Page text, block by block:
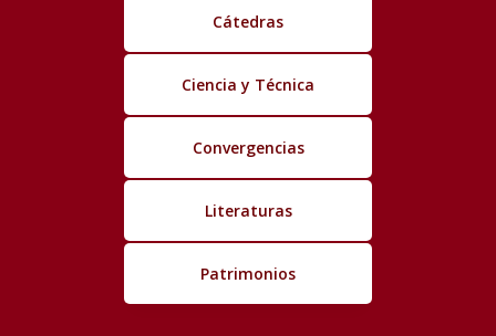
Cátedras
Ciencia y Técnica
Convergencias
Literaturas
Patrimonios